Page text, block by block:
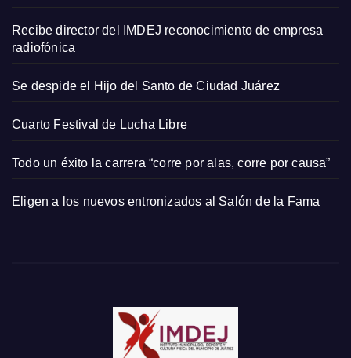
Recibe director del IMDEJ reconocimiento de empresa
radiofónica
Se despide el Hijo del Santo de Ciudad Juárez
Cuarto Festival de Lucha Libre
Todo un éxito la carrera “corre por alas, corre por causa”
Eligen a los nuevos entronizados al Salón de la Fama